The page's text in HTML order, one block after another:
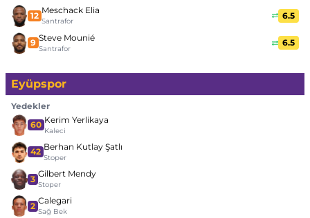
12 Meschack Elia
Santrafor
6.5
9 Steve Mounié
Santrafor
6.5
Eyüpspor
Yedekler
60 Kerim Yerlikaya
Kaleci
42 Berhan Kutlay Şatlı
Stoper
3 Gilbert Mendy
Stoper
2 Calegari
Sağ Bek